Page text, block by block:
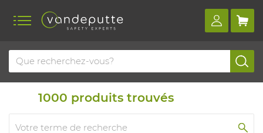
Home Produits Travaux de soudage
1000 produits trouvés